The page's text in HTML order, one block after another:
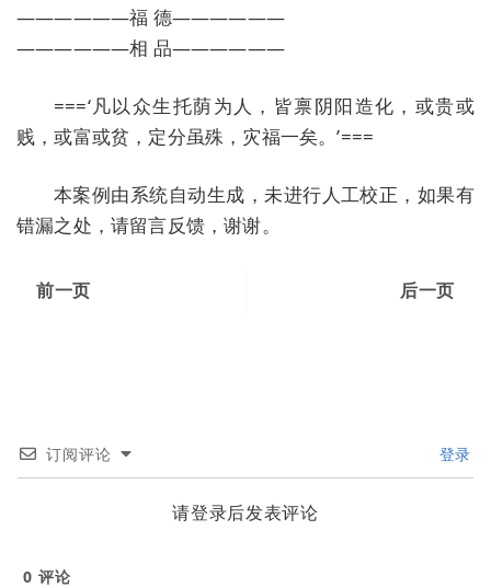
——————福 德——————
——————相 品——————
===‘凡以众生托荫为人，皆禀阴阳造化，或贵或
贱，或富或贫，定分虽殊，灾福一矣。’===
本案例由系统自动生成，未进行人工校正，如果有
错漏之处，请留言反馈，谢谢。
前一页 后一页
订阅评论 登录
请登录后发表评论
0 评论